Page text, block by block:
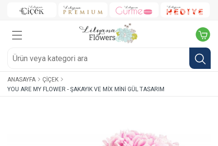
ANASAYFA
ÇIÇEK
YOU ARE MY FLOWER - ŞAKAYIK VE MIX MINI GÜL TASARIM